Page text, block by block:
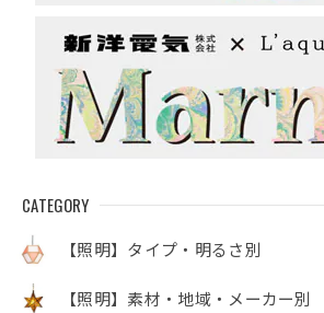
CATEGORY
【照明】タイプ・明るさ別
【照明】素材・地域・メーカー別